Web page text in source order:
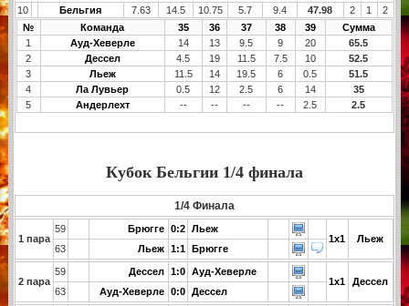
10
Бельгия 7.63 14.5 10.75 5.7 9.4 47.98 2 1
2
№
Команда 35 36 37 38 39
Сумма
1
Ауд-Хеверле 14 13 9.5 9 20
65.5
2
Дессел 4.5 19 11.5 7.5 10
52.5
3
Льеж 11.5 14 19.5 6 0.5
51.5
4
Ла Лувьер 0.5 12 2.5 6 14
35
5
Андерлехт -- -- -- -- 2.5 2.5
Кубок Бельгии 1/4 финала
1/4 Финала
1 пара
59 Брюгге 0:2 Льеж
1x1
Льеж
63
Льеж 1:1 Брюгге
2 пара
59 Дессел 1:0 Ауд-Хеверле
1x1
Дессел
63
Ауд-Хеверле 0:0 Дессел